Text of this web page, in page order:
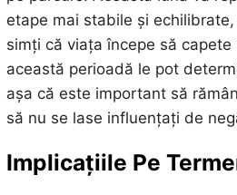
etape mai stabile și
simți că viața începe să
această perioadă le pot
așa că este important să
să nu se lase influențați de
Implicațiile Pe